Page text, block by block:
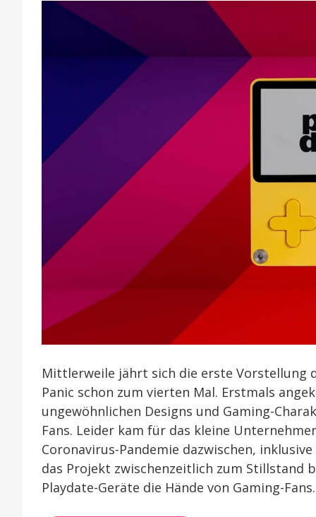
Mittlerweile jährt sich die erste Vorstellung
Panic schon zum vierten Mal. Erstmals
ungewöhnlichen Designs und Gaming-
Fans. Leider kam für das kleine
Coronavirus-Pandemie dazwischen,
das Projekt zwischenzeitlich zum Stillstand
Playdate-Geräte die Hände von Gaming-Fans.